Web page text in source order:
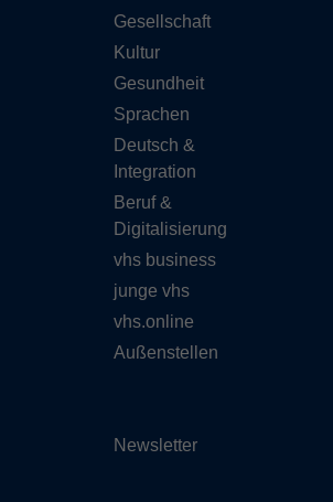
Gesellschaft
Kultur
Gesundheit
Sprachen
Deutsch &
Integration
Beruf &
Digitalisierung
vhs business
junge vhs
vhs.online
Außenstellen
Newsletter